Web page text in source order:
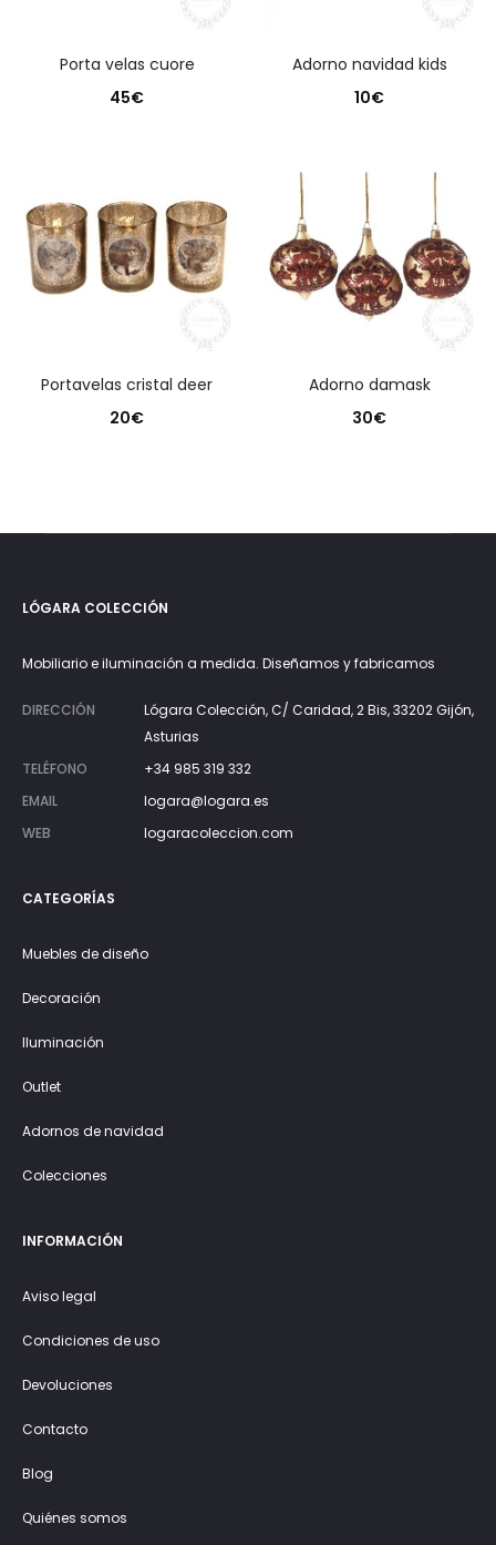
porta velas cuore
45€
adorno navidad kids
10€
portavelas cristal deer
20€
adorno damask
30€
LÓGARA COLECCIÓN
Mobiliario e iluminación a medida. Diseñamos y fabricamos
DIRECCIÓN
Lógara Colección, C/ Caridad, 2 Bis, 33202 Gijón,
Asturias
TELÉFONO
+34 985 319 332
EMAIL
logara@logara.es
WEB
logaracoleccion.com
CATEGORÍAS
Muebles de diseño
Decoración
Iluminación
Outlet
Adornos de navidad
Colecciones
INFORMACIÓN
Aviso legal
Condiciones de uso
Devoluciones
Contacto
Blog
Quiénes somos